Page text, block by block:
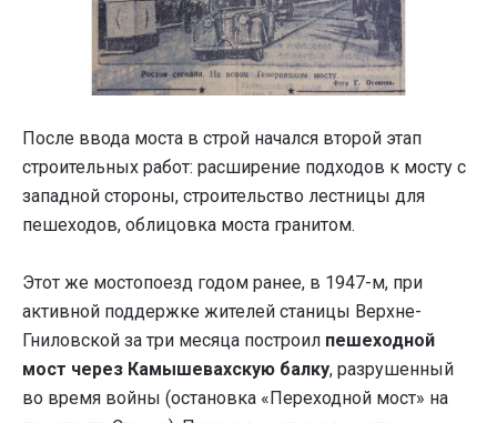
После ввода моста в строй начался второй этап
строительных работ: расширение подходов к мосту с
западной стороны, строительство лестницы для
пешеходов, облицовка моста гранитом.
Этот же мостопоезд годом ранее, в 1947-м, при
активной поддержке жителей станицы Верхне-
Гниловской за три месяца построил пешеходной
мост через Камышевахскую балку, разрушенный
во время войны (остановка «Переходной мост» на